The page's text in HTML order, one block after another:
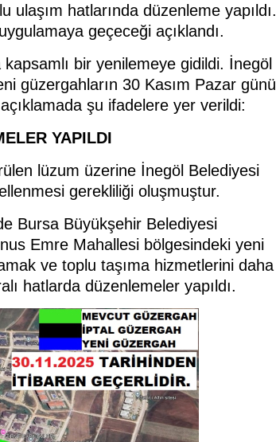
ulaşım hatlarında düzenleme yapıldı.
geçeceği açıklandı.
kapsamlı bir yenilemeye gidildi. İnegöl
güzergahların 30 Kasım Pazar günü
şu ifadelere yer verildi:
YAPILDI
lüzum üzerine İnegöl Belediyesi
gerekliliği oluşmuştur.
Bursa Büyükşehir Belediyesi
Emre Mahallesi bölgesindeki yeni
ve toplu taşıma hizmetlerini daha
hatlarda düzenlemeler yapıldı.